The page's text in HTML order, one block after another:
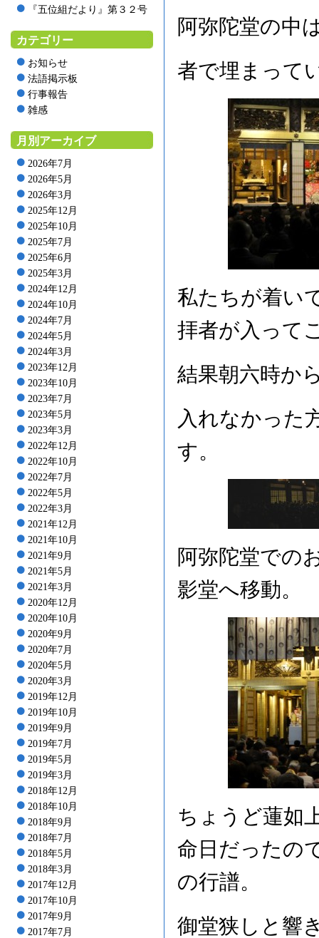
『五位組だより』第３２号
カテゴリー
お知らせ
法語掲示板
行事報告
雑感
月別アーカイブ
2026年7月
2026年5月
2026年3月
2025年12月
2025年10月
2025年7月
2025年6月
2025年3月
2024年12月
2024年10月
2024年7月
2024年5月
2024年3月
2023年12月
2023年10月
2023年7月
2023年5月
2023年3月
2022年12月
2022年10月
2022年7月
2022年5月
2022年3月
2021年12月
2021年10月
2021年9月
2021年5月
2021年3月
2020年12月
2020年10月
2020年9月
2020年7月
2020年5月
2020年3月
2019年12月
2019年10月
2019年9月
2019年7月
2019年5月
2019年3月
2018年12月
2018年10月
2018年9月
2018年7月
2018年5月
2018年3月
2017年12月
2017年10月
2017年9月
2017年7月
阿弥陀堂の中
者で埋まって
私たちが着い
拝者が入って
結果朝六時か
入れなかった
す。
阿弥陀堂での
影堂へ移動。
ちょうど蓮如
命日だったの
の行譜。
御堂狭しと響